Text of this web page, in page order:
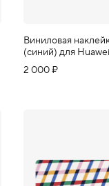
Виниловая
(синий) для
2 000 ₽